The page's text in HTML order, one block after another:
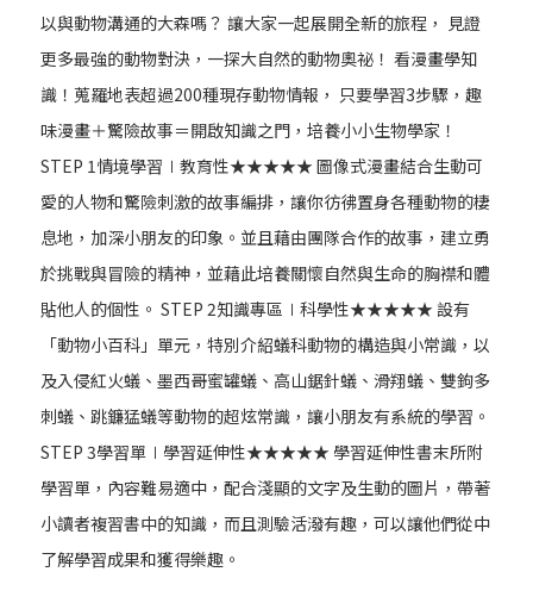
以與動物溝通的大森嗎？ 讓大家一起展開全新的旅程， 見證
更多最強的動物對決，一探大自然的動物奧祕！ 看漫畫學知
識！蒐羅地表超過200種現存動物情報， 只要學習3步驟，趣
味漫畫＋驚險故事＝開啟知識之門，培養小小生物學家！
STEP 1情境學習∣教育性★★★★★ 圖像式漫畫結合生動可
愛的人物和驚險刺激的故事編排，讓你彷彿置身各種動物的棲
息地，加深小朋友的印象。並且藉由團隊合作的故事，建立勇
於挑戰與冒險的精神，並藉此培養關懷自然與生命的胸襟和體
貼他人的個性。 STEP 2知識專區∣科學性★★★★★ 設有
「動物小百科」單元，特別介紹蟻科動物的構造與小常識，以
及入侵紅火蟻、墨西哥蜜罐蟻、高山鋸針蟻、滑翔蟻、雙鉤多
刺蟻、跳鐮猛蟻等動物的超炫常識，讓小朋友有系統的學習。
STEP 3學習單∣學習延伸性★★★★★ 學習延伸性書末所附
學習單，內容難易適中，配合淺顯的文字及生動的圖片，帶著
小讀者複習書中的知識，而且測驗活潑有趣，可以讓他們從中
了解學習成果和獲得樂趣。